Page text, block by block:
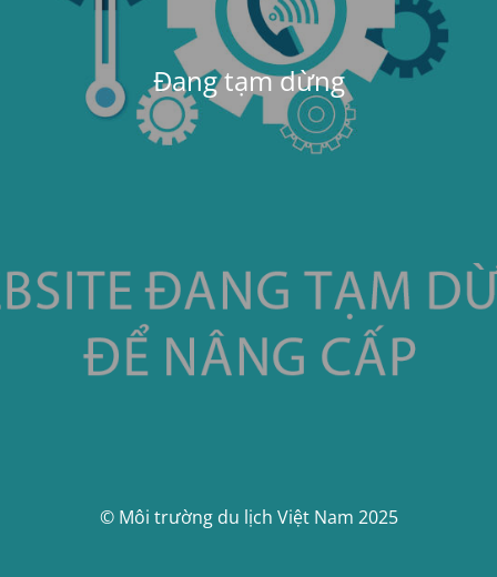
Đang tạm dừng
© Môi trường du lịch Việt Nam 2025